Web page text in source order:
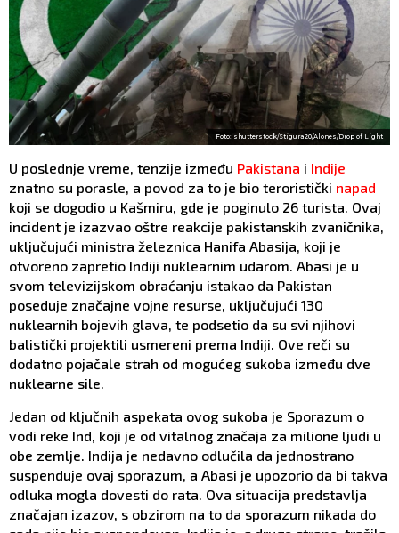
Foto: shutterstock/Stigura20/Alones/Drop of Light
U poslednje vreme, tenzije između Pakistana i Indije
znatno su porasle, a povod za to je bio teroristički napad
koji se dogodio u Kašmiru, gde je poginulo 26 turista. Ovaj
incident je izazvao oštre reakcije pakistanskih zvaničnika,
uključujući ministra železnica Hanifa Abasija, koji je
otvoreno zapretio Indiji nuklearnim udarom. Abasi je u
svom televizijskom obraćanju istakao da Pakistan
poseduje značajne vojne resurse, uključujući 130
nuklearnih bojevih glava, te podsetio da su svi njihovi
balistički projektili usmereni prema Indiji. Ove reči su
dodatno pojačale strah od mogućeg sukoba između dve
nuklearne sile.
Jedan od ključnih aspekata ovog sukoba je Sporazum o
vodi reke Ind, koji je od vitalnog značaja za milione ljudi u
obe zemlje. Indija je nedavno odlučila da jednostrano
suspenduje ovaj sporazum, a Abasi je upozorio da bi takva
odluka mogla dovesti do rata. Ova situacija predstavlja
značajan izazov, s obzirom na to da sporazum nikada do